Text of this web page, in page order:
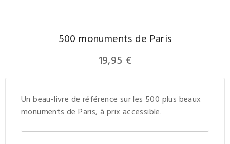
500 monuments de Paris
19,95 €
Un beau-livre de référence sur les 500 plus beaux
monuments de Paris, à prix accessible.